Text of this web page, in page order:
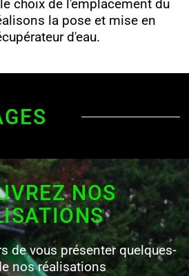
choix de l'emplacement du
la pose et mise en
d'eau.
NOS
de vous présenter quelques-
nos réalisations